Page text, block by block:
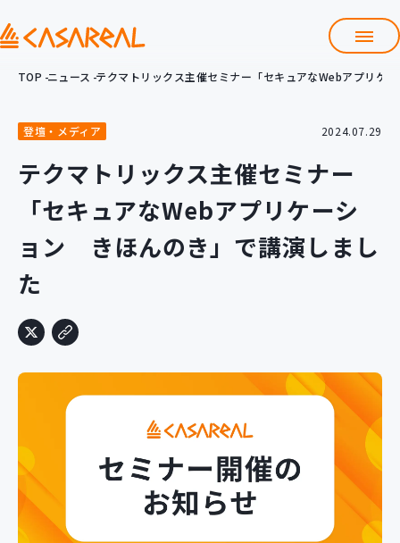
会社情報
サービス
プロダクト開発支援
クラウド導入支援 Git導入支援
システム構築支援
定型コース
カスタマイズコース 教材購入
新規開発サービス
導入事例
イベント・セミナー
TOP ニュース テクマトリックス主催セミナー「セキュアなWebアプリケ
登壇・メディア 2024.07.29
テクマトリックス主催セミナー
「セキュアなWebアプリケーシ
ョン きほんのき」で講演しまし
た